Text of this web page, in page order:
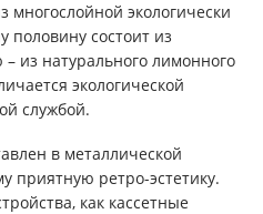
экологически
половину состоит из
из натурального лимонного
экологической
службой.
в металлической
приятную ретро-эстетику.
как кассетные